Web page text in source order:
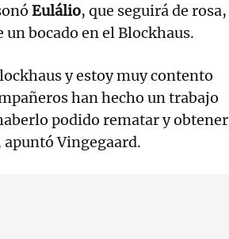
Eulálio, que seguirá de rosa,
bocado en el Blockhaus.
y estoy muy contento
han hecho un trabajo
podido rematar y obtener
Vingegaard.